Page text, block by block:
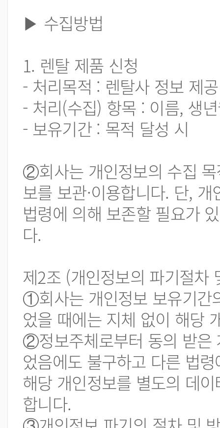
▶ 수집방법
1. 렌탈 제품 신청
- 처리목적 : 렌탈사 정보 제공
- 처리(수집) 항목 : 이름, 생
- 보유기간 : 목적 달성 시
②회사는 개인정보의 수집
보를 보관·이용합니다. 단,
법령에 의해 보존할 필요가
다.
제2조 (개인정보의 파기절차
①회사는 개인정보 보유기간
었을 때에는 지체 없이 해당
②정보주체로부터 동의 받은
었음에도 불구하고 다른 법
해당 개인정보를 별도의 데
합니다.